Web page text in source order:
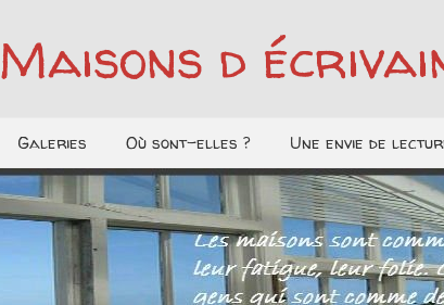
Maisons d
Galeries Où sont-elles ? Une envie de